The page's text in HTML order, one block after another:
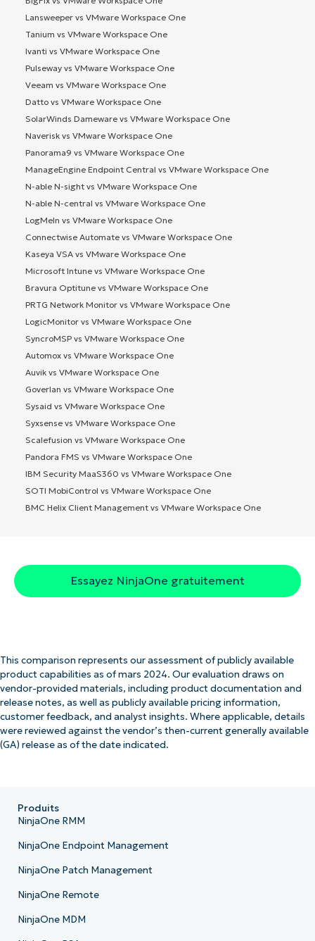
Lansweeper vs VMware Workspace One
Tanium vs VMware Workspace One
Ivanti vs VMware Workspace One
Pulseway vs VMware Workspace One
Veeam vs VMware Workspace One
Datto vs VMware Workspace One
SolarWinds Dameware vs VMware Workspace One
Naverisk vs VMware Workspace One
Panorama9 vs VMware Workspace One
ManageEngine Endpoint Central vs VMware Workspace One
N-able N-sight vs VMware Workspace One
N-able N-central vs VMware Workspace One
LogMeIn vs VMware Workspace One
Connectwise Automate vs VMware Workspace One
Kaseya VSA vs VMware Workspace One
Microsoft Intune vs VMware Workspace One
Bravura Optitune vs VMware Workspace One
PRTG Network Monitor vs VMware Workspace One
LogicMonitor vs VMware Workspace One
SyncroMSP vs VMware Workspace One
Automox vs VMware Workspace One
Auvik vs VMware Workspace One
Goverlan vs VMware Workspace One
Sysaid vs VMware Workspace One
Syxsense vs VMware Workspace One
Scalefusion vs VMware Workspace One
Pandora FMS vs VMware Workspace One
IBM Security MaaS360 vs VMware Workspace One
SOTI MobiControl vs VMware Workspace One
BMC Helix Client Management vs VMware Workspace One
Essayez NinjaOne gratuitement
This comparison represents our assessment of publicly available
product capabilities as of mars 2024. Our evaluation draws on
vendor-provided materials, including product documentation and
release notes, as well as publicly available pricing information,
customer feedback, and analyst insights. Where applicable, details
were reviewed against the vendor’s then-current generally available
(GA) release as of the date indicated.
Produits
NinjaOne RMM
NinjaOne Endpoint Management
NinjaOne Patch Management
NinjaOne Remote
NinjaOne MDM